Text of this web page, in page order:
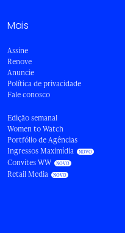
Mais
Assine
Renove
Anuncie
Política de privacidade
Fale conosco
Edição semanal
Women to Watch
Portfólio de Agências
Ingressos Maximídia
Convites WW
Retail Media